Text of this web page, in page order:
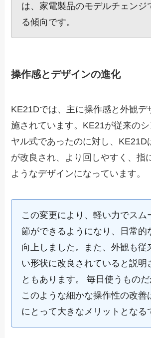
は、家電製品のモデルチェンジ
る傾向です。
操作感とデザインの進化
KE21Dでは、主に操作感と外観デ
施されています。KE21が従来の
ヤル式であったのに対し、KE21D
が改良され、より回しやすく、指
ようなデザインになっています。
この変更により、軽い力でスム
節ができるようになり、日常的
向上しました。また、外観も従
い形状に改良されていると説明
ともあります。 毎日使うものだ
このような細かな操作性の改善
にとって大きなメリットとなる